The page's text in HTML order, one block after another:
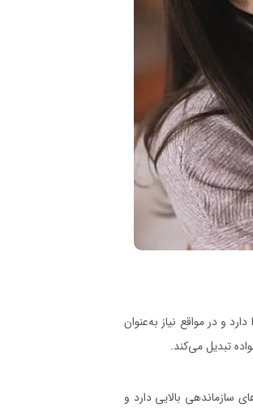
و در مواقع نیاز به‌عنوان
تبدیل می‌کند.
سازماندهی بالایی دارد و